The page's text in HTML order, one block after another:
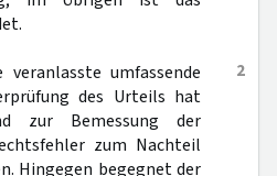
2
umfassende
des Urteils hat
zur Bemessung der
zum Nachteil
Hingegen begegnet der